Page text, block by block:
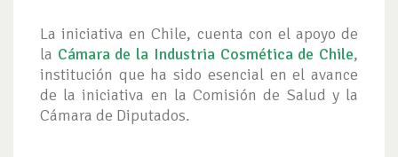
La iniciativa en Chile, cuenta con el apoyo de
la Cámara de la Industria Cosmética de Chile,
institución que ha sido esencial en el avance
de la iniciativa en la Comisión de Salud y la
Cámara de Diputados.